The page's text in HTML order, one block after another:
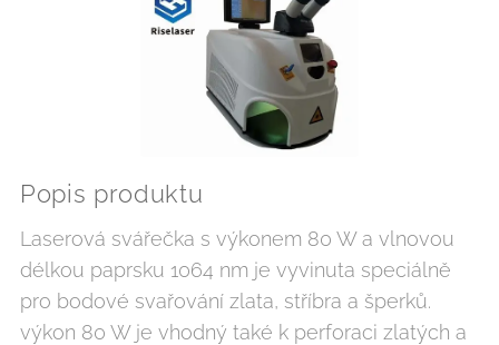
Popis produktu
Laserová svářečka s výkonem 80 W a vlnovou
délkou paprsku 1064 nm je vyvinuta speciálně
pro bodové svařování zlata, stříbra a šperků.
výkon 80 W je vhodný také k perforaci zlatých a